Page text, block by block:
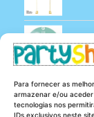
Para fornecer as
armazenar e/ou
tecnologias nos
IDs exclusivos neste